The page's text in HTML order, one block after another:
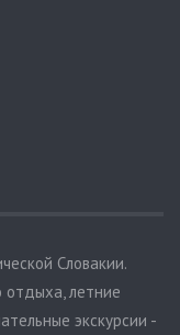
Словакии.
отдыха, летние
экскурсии -